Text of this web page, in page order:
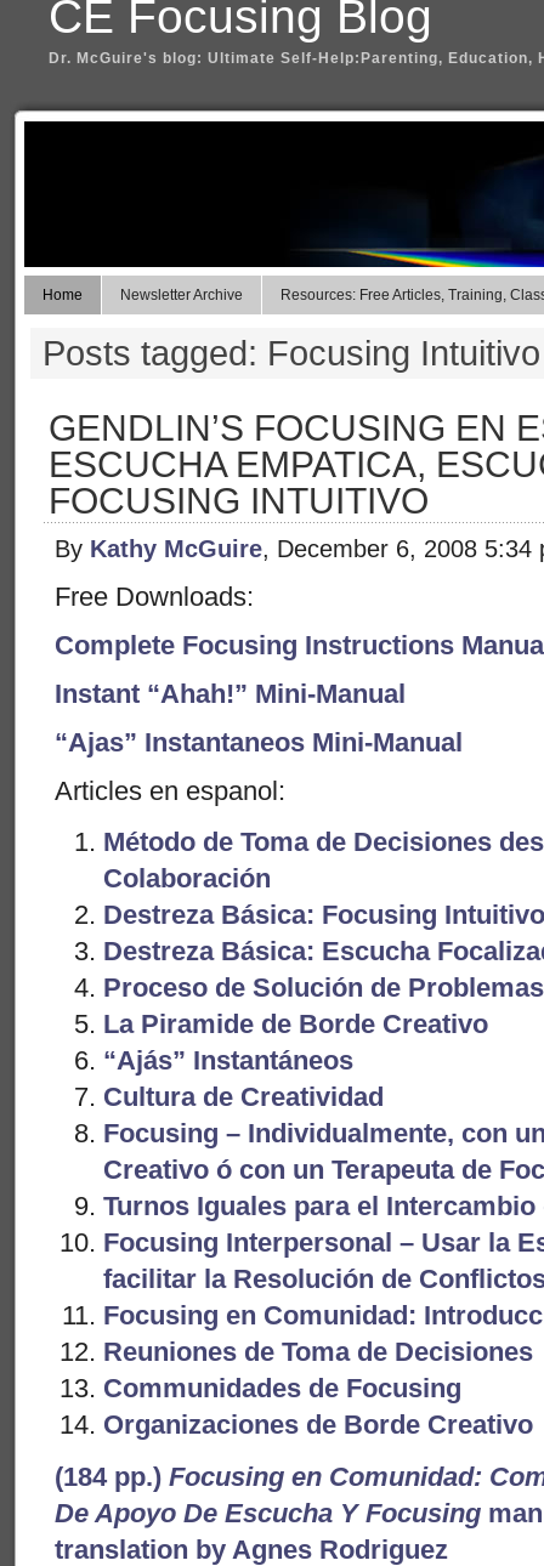
CE Focusing Blog
Dr. McGuire's blog: Ultimate Self-Help:Parenting, Education,
Home Newsletter Archive Resources: Free Articles, Training,
Posts tagged: Focusing Intuitivo
GENDLIN’S FOCUSING EN
ESCUCHA EMPATICA,
FOCUSING INTUITIVO
By Kathy McGuire, December 6, 2008 5:34
Free Downloads:
Complete Focusing Instructions
Instant “Ahah!” Mini-Manual
“Ajas” Instantaneos Mini-Manual
Articles en espanol:
Método de Toma de Decisiones
Colaboración
Destreza Básica: Focusing Intuitivo
Destreza Básica: Escucha
Proceso de Solución de
La Piramide de Borde Creativo
“Ajás” Instantáneos
Cultura de Creatividad
Focusing – Individualmente, con
Creativo ó con un Terapeuta de
Turnos Iguales para el
Focusing Interpersonal – Usar la
facilitar la Resolución de
Focusing en Comunidad:
Reuniones de Toma de Decisiones
Communidades de Focusing
Organizaciones de Borde Creativo
(184 pp.) Focusing en Comunidad:
De Apoyo De Escucha Y Focusing
translation by Agnes Rodriguez